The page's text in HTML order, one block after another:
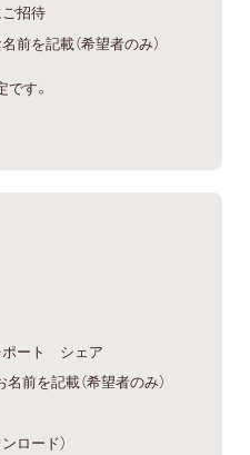
招待
前を記載（希望者のみ）
す。
ポート シェア
前を記載（希望者のみ）
ロード）